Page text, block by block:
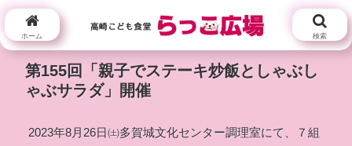
第155回「親子でステーキ炒飯としゃぶし
ゃぶサラダ」開催
2023年8月26日㈯多賀城文化センター調理室にて、７組
ホーム 検索